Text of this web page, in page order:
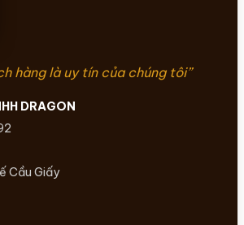
hàng là uy tín của chúng tôi”
DRAGON
Cầu Giấy